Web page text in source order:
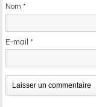
Nom *
E-mail *